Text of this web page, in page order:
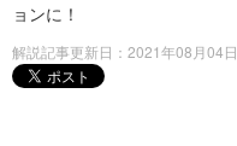
ョンに！
解説記事更新日：2021年08月04日